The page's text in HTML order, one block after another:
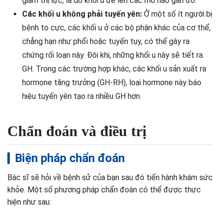
Các khối u không phải tuyến yên: Ở một số ít người bị
bệnh to cực, các khối u ở các bộ phận khác của cơ thể,
chẳng hạn như phổi hoặc tuyến tụy, có thể gây ra
chứng rối loạn này. Đôi khi, những khối u này sẽ tiết ra
GH. Trong các trường hợp khác, các khối u sản xuất ra
hormone tăng trưởng (GH-RH), loại hormone này báo
hiệu tuyến yên tạo ra nhiều GH hơn.
Chẩn đoán và điều trị
Biện pháp chẩn đoán
Bác sĩ sẽ hỏi về bệnh sử của bạn sau đó tiến hành khám sức
khỏe. Một số phương pháp chẩn đoán có thể được thực
hiện như sau: